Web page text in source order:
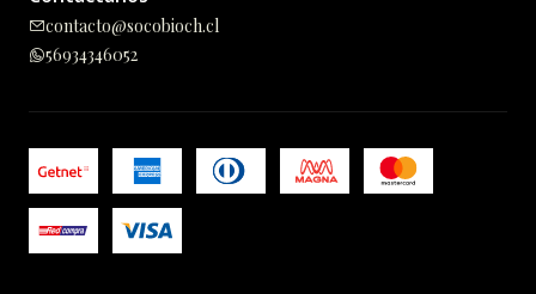
contacto@socobioch.cl
56934346052